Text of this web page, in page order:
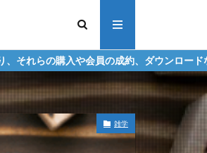
約、ダウンロードなどからの収益化を行
雑学